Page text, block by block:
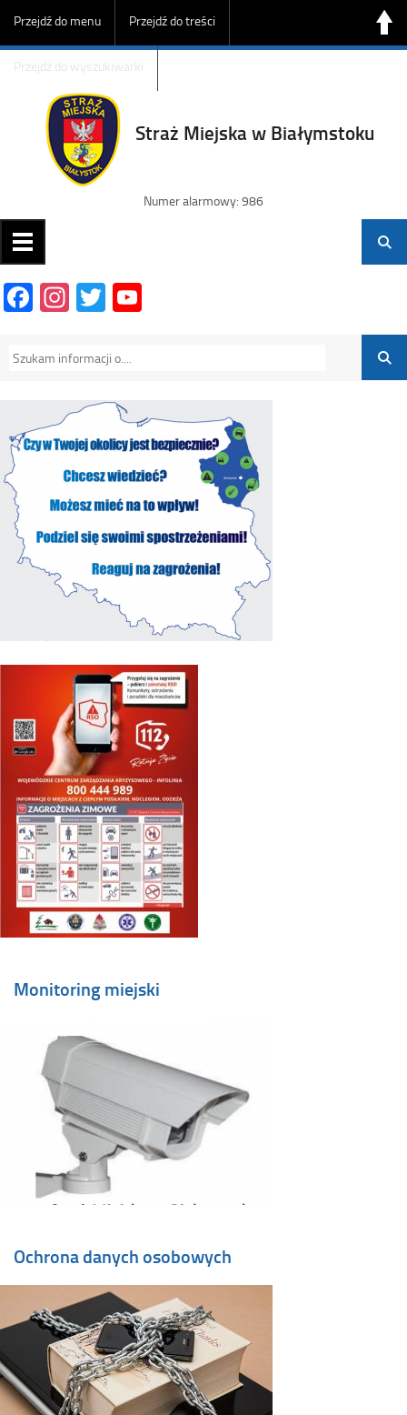
Przejdź do menu Przejdź do treści
Przejdź do wyszukiwarki
Straż Miejska w Białymstoku
Numer alarmowy: 986
Facebook
Instagram
Twitter
Monitoring miejski
Ochrona danych osobowych